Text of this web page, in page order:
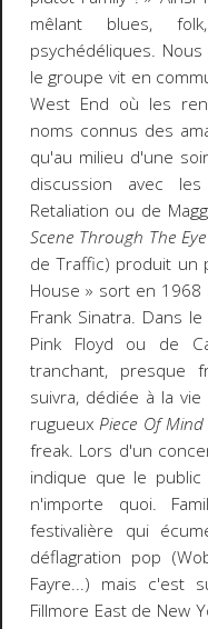
mêlant blues,
psychédéliques.
le groupe vit en
West End où les
noms connus des
qu'au milieu d'une
discussion avec
Retaliation ou de
Scene Through The
de Traffic) produit un
House » sort en 1968
Frank Sinatra. Dans
Pink Floyd ou de
tranchant, presque
suivra, dédiée à la
rugueuxPiece Of Mind
freak. Lors d'un
indique que le
n'importe quoi.
festivalière qui
déflagration pop
Fayre...) mais c'est
Fillmore East de New